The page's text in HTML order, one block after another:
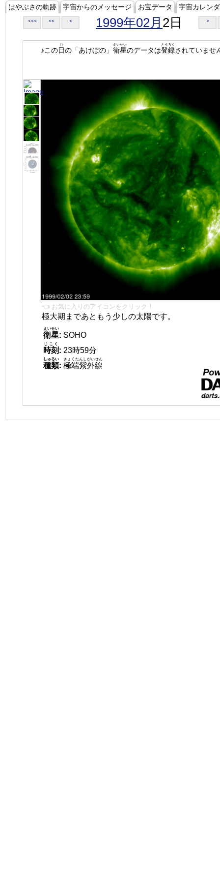
はやぶさの軌跡 宇宙からのメッセージ お宝データ 宇宙カレン
<<< << < 1999年02月 2日 >
♪この日
ひ
の「あけぼの」 衛星
えいせい
のデータは登録
とうろく
されていませ
👈 お気に入りのアイコンをクリック！
極大期まであともう少しの太陽です。
衛星
えいせい
: SOHO
時刻
じこく
: 23時59分
種類
しゅるい
: 極端紫外線
きょくたんしがいせん